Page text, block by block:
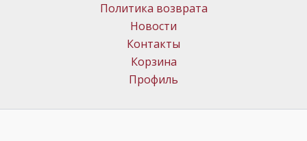
Политика возврата
Новости
Контакты
Корзина
Профиль